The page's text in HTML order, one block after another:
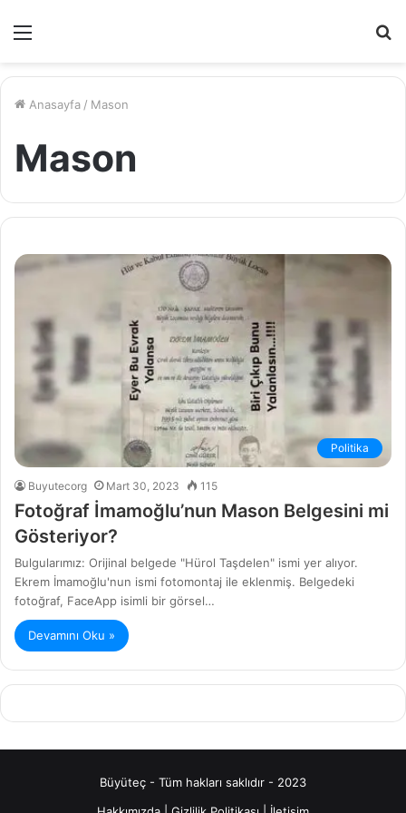
Menü
Anasayfa / Mason
Mason
Politika
Buyutecorg Mart 30, 2023 115
Fotoğraf İmamoğlu’nun Mason Belgesini mi
Gösteriyor?
Bulgularımız: Orijinal belgede "Hürol Taşdelen" ismi yer alıyor.
Ekrem İmamoğlu'nun ismi fotomontaj ile eklenmiş. Belgedeki
fotoğraf, FaceApp isimli bir görsel…
Devamını Oku »
Büyüteç - Tüm hakları saklıdır - 2023